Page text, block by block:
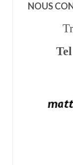
NOUS